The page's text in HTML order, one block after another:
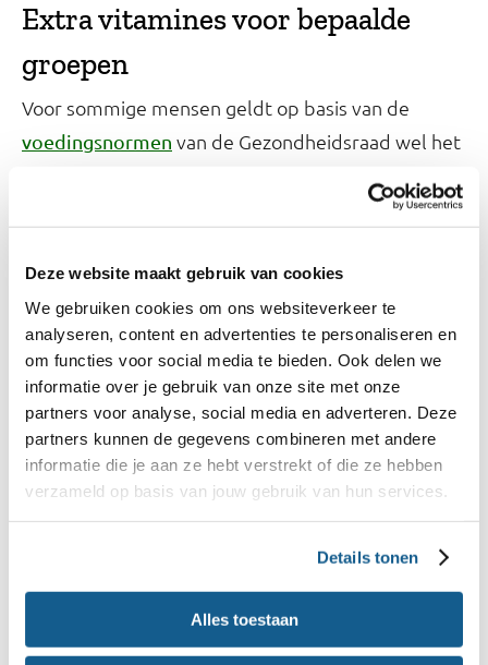
Deze website maakt gebruik van cookies
We gebruiken cookies om ons websiteverkeer te
analyseren, content en advertenties te personaliseren en
om functies voor social media te bieden. Ook delen we
informatie over je gebruik van onze site met onze
partners voor analyse, social media en adverteren. Deze
partners kunnen de gegevens combineren met andere
informatie die je aan ze hebt verstrekt of die ze hebben
verzameld op basis van jouw gebruik van hun services.
Details tonen
Alles toestaan
Extra vitamines voor bepaalde
groepen
Voor sommige mensen geldt op basis van de
voedingsnormen van de Gezondheidsraad wel het
Baby's bijborstvoedingofflesvoeding
(vitamine D en K)
Jonge kinderen(vitamine D)
Ouderen(vitamine D)
Zwangeren(vitamine D en foliumzuur)
Mensen met een donkere huid (vitamine D)
Veganisten(vitamine B12)
Ook als mensen langdurig weinig of eenzijdig eten
Aanvullende adviezen bij ziekte, medicijngebruik of
bariatische chirurgie zijn te vinden in de